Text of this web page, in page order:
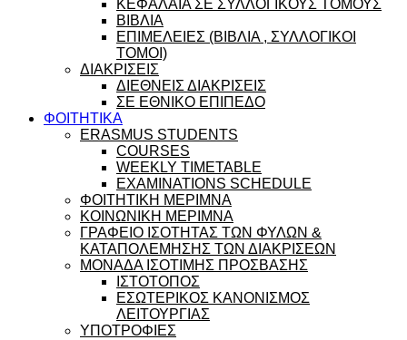
ΚΕΦΑΛΑΙΑ ΣΕ ΣΥΛΛΟΓΙΚΟΥΣ ΤΟΜΟΥΣ
ΒΙΒΛΙΑ
ΕΠΙΜΕΛΕΙΕΣ (ΒΙΒΛΙΑ , ΣΥΛΛΟΓΙΚΟΙ
ΤΟΜΟΙ)
ΔΙΑΚΡΙΣΕΙΣ
ΔΙΕΘΝΕΙΣ ΔΙΑΚΡΙΣΕΙΣ
ΣΕ ΕΘΝΙΚΟ ΕΠΙΠΕΔΟ
ΦΟΙΤΗΤΙΚΑ
ERASMUS STUDENTS
COURSES
WEEKLY TIMETABLE
EXAMINATIONS SCHEDULE
ΦΟΙΤΗΤΙΚΗ ΜΕΡΙΜΝΑ
ΚΟΙΝΩΝΙΚΗ ΜΕΡΙΜΝΑ
ΓΡΑΦΕΙΟ ΙΣΟΤΗΤΑΣ ΤΩΝ ΦΥΛΩΝ &
ΚΑΤΑΠΟΛΕΜΗΣΗΣ ΤΩΝ ΔΙΑΚΡΙΣΕΩΝ
ΜΟΝΑΔΑ ΙΣΟΤΙΜΗΣ ΠΡΟΣΒΑΣΗΣ
ΙΣΤΟΤΟΠΟΣ
ΕΣΩΤΕΡΙΚΟΣ ΚΑΝΟΝΙΣΜΟΣ
ΛΕΙΤΟΥΡΓΙΑΣ
ΥΠΟΤΡΟΦΙΕΣ